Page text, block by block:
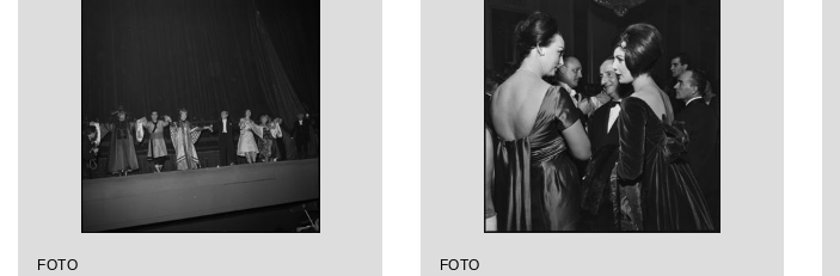
della stagione lirica 1958-
1959 con l'opera
"Turandot", di Giacomo
Puccini, diretta da
Antonino Votto con la
regia di Margherita
Wallmann
FOTO FOTO